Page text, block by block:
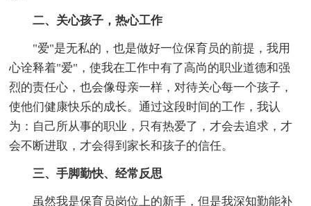
二、关心孩子，热心工作
"爱"是无私的，也是做好一位保育员的前提，我用
心诠释着"爱"，使我在工作中有了高尚的职业道德和强
烈的责任心，也会像母亲一样，对待关心每一个孩子，
使他们健康快乐的成长。通过这段时间的工作，我认
为：自己所从事的职业，只有热爱了，才会去追求，才
会不断进取，才会得到家长和孩子的信任。
三、手脚勤快、经常反思
虽然我是保育员岗位上的新手，但是我深知勤能补